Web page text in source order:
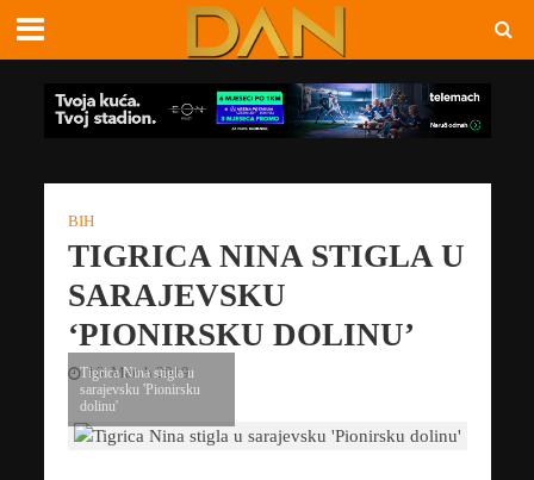
BIH
TIGRICA NINA STIGLA U
SARAJEVSKU
‘PIONIRSKU DOLINU’
16. March 2019
Tigrica Nina stigla u
sarajevsku 'Pionirsku
dolinu'